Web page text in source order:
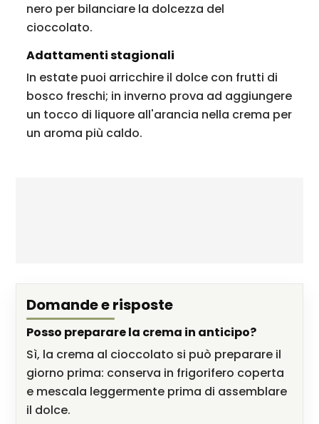
nero per bilanciare la dolcezza del
cioccolato.
Adattamenti stagionali
In estate puoi arricchire il dolce con frutti di
bosco freschi; in inverno prova ad aggiungere
un tocco di liquore all'arancia nella crema per
un aroma più caldo.
Domande e risposte
Posso preparare la crema in anticipo?
Sì, la crema al cioccolato si può preparare il
giorno prima: conserva in frigorifero coperta
e mescala leggermente prima di assemblare
il dolce.